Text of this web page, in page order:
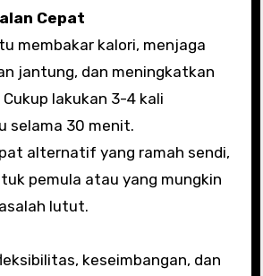
Cepat
membakar kalori, menjaga
jantung, dan meningkatkan
lakukan 3-4 kali
selama 30 menit.
alternatif yang ramah sendi,
pemula atau yang mungkin
lutut.
keseimbangan, dan